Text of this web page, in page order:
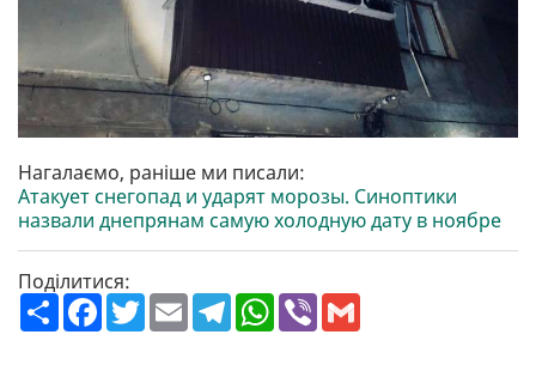
Нагалаємо, раніше ми писали:
Атакует снегопад и ударят морозы. Синоптики
назвали днепрянам самую холодную дату в ноябре
Поділитися:
П
о
F
a
T
w
E
m
T
e
W
h
V